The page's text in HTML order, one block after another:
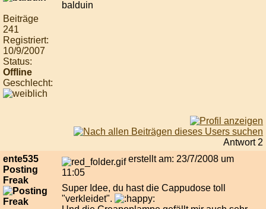
Beiträge
241
Registriert:
10/9/2007
Status:
Offline
Geschlecht:
balduin
Antwort 2
ente535
Posting
Freak
erstellt am: 23/7/2008 um
11:05
Super Idee, du hast die Cappudose toll
"verkleidet".